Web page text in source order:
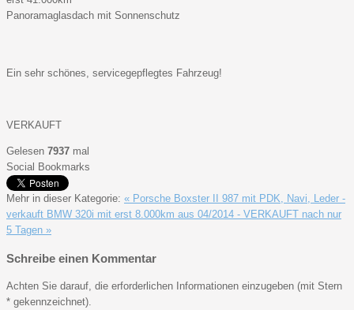
Panoramaglasdach mit Sonnenschutz
Ein sehr schönes, servicegepflegtes Fahrzeug!
VERKAUFT
Gelesen 7937 mal
Social Bookmarks
Mehr in dieser Kategorie: « Porsche Boxster II 987 mit PDK, Navi, Leder -
verkauft BMW 320i mit erst 8.000km aus 04/2014 - VERKAUFT nach nur
5 Tagen »
Schreibe einen Kommentar
Achten Sie darauf, die erforderlichen Informationen einzugeben (mit Stern
* gekennzeichnet).